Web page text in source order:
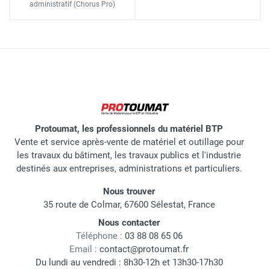
administratif (Chorus Pro)
Protoumat, les professionnels du matériel BTP
Vente et service après-vente de matériel et outillage pour
les travaux du bâtiment, les travaux publics et l'industrie
destinés aux entreprises, administrations et particuliers.
Nous trouver
35 route de Colmar, 67600 Sélestat, France
Nous contacter
Téléphone : 03 88 08 65 06
Email : contact@protoumat.fr
Du lundi au vendredi : 8h30-12h et 13h30-17h30